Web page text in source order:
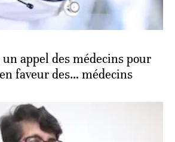
appel des médecins pour
faveur des… médecins